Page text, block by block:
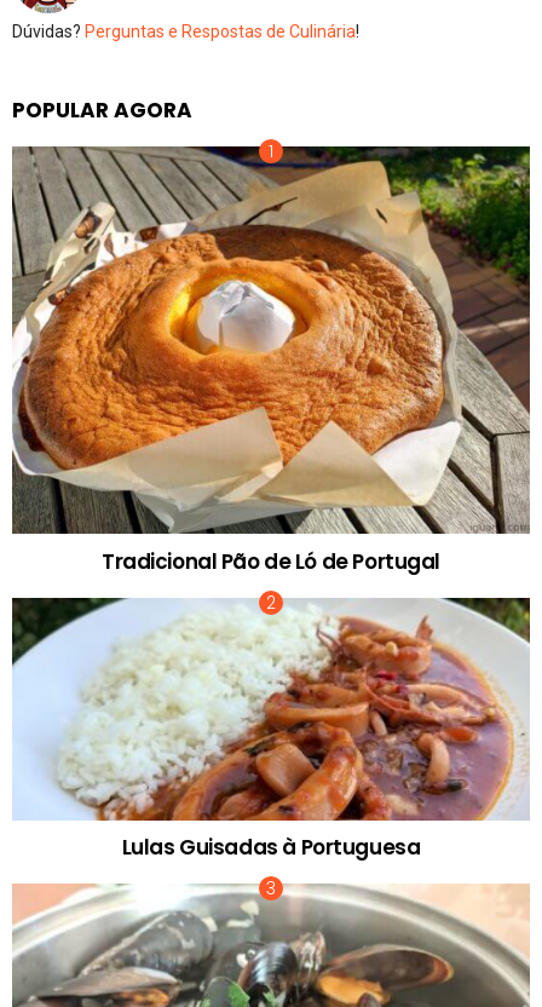
Dúvidas? Perguntas e Respostas de Culinária!
POPULAR AGORA
Tradicional Pão de Ló de Portugal
Lulas Guisadas à Portuguesa